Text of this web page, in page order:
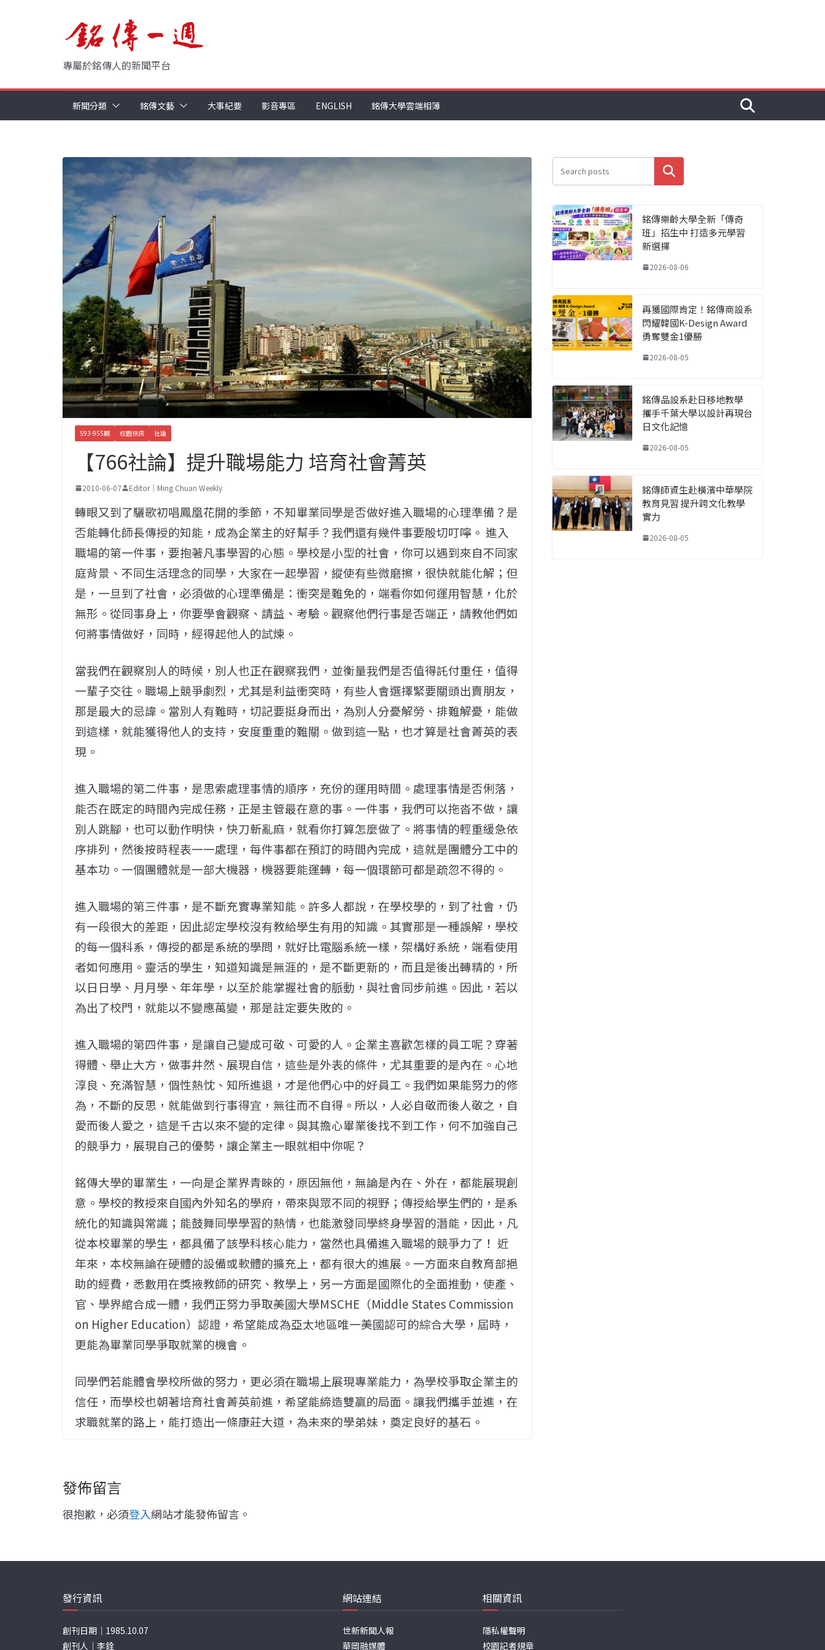
專屬於銘傳人的新聞平台
新聞分類 銘傳文藝 大事紀要 影音專區 ENGLISH 銘傳大學雲端相簿
593-955期 校園快訊 社論
【766社論】提升職場能力 培育社會菁英
2010-06-07 Editor｜Ming Chuan Weekly
轉眼又到了驪歌初唱鳳凰花開的季節，不知畢業同學是否做好進入職場的心理準備？是
否能轉化師長傳授的知能，成為企業主的好幫手？我們還有幾件事要殷切叮嚀。 進入
職場的第一件事，要抱著凡事學習的心態。學校是小型的社會，你可以遇到來自不同家
庭背景、不同生活理念的同學，大家在一起學習，縱使有些微磨擦，很快就能化解；但
是，一旦到了社會，必須做的心理準備是：衝突是難免的，端看你如何運用智慧，化於
無形。從同事身上，你要學會觀察、請益、考驗。觀察他們行事是否端正，請教他們如
何將事情做好，同時，經得起他人的試煉。
當我們在觀察別人的時候，別人也正在觀察我們，並衡量我們是否值得託付重任，值得
一輩子交往。職場上競爭劇烈，尤其是利益衝突時，有些人會選擇緊要關頭出賣朋友，
那是最大的忌諱。當別人有難時，切記要挺身而出，為別人分憂解勞、排難解憂，能做
到這樣，就能獲得他人的支持，安度重重的難關。做到這一點，也才算是社會菁英的表
現。
進入職場的第二件事，是思索處理事情的順序，充份的運用時間。處理事情是否俐落，
能否在既定的時間內完成任務，正是主管最在意的事。一件事，我們可以拖沓不做，讓
別人跳腳，也可以動作明快，快刀斬亂麻，就看你打算怎麼做了。將事情的輕重緩急依
序排列，然後按時程表一一處理，每件事都在預訂的時間內完成，這就是團體分工中的
基本功。一個團體就是一部大機器，機器要能運轉，每一個環節可都是疏忽不得的。
進入職場的第三件事，是不斷充實專業知能。許多人都說，在學校學的，到了社會，仍
有一段很大的差距，因此認定學校沒有教給學生有用的知識。其實那是一種誤解，學校
的每一個科系，傳授的都是系統的學問，就好比電腦系統一樣，架構好系統，端看使用
者如何應用。靈活的學生，知道知識是無涯的，是不斷更新的，而且是後出轉精的，所
以日日學、月月學、年年學，以至於能掌握社會的脈動，與社會同步前進。因此，若以
為出了校門，就能以不變應萬變，那是註定要失敗的。
進入職場的第四件事，是讓自己變成可敬、可愛的人。企業主喜歡怎樣的員工呢？穿著
得體、舉止大方，做事井然、展現自信，這些是外表的條件，尤其重要的是內在。心地
淳良、充滿智慧，個性熱忱、知所進退，才是他們心中的好員工。我們如果能努力的修
為，不斷的反思，就能做到行事得宜，無往而不自得。所以，人必自敬而後人敬之，自
愛而後人愛之，這是千古以來不變的定律。與其擔心畢業後找不到工作，何不加強自己
的競爭力，展現自己的優勢，讓企業主一眼就相中你呢？
銘傳大學的畢業生，一向是企業界青睞的，原因無他，無論是內在、外在，都能展現創
意。學校的教授來自國內外知名的學府，帶來與眾不同的視野；傳授給學生們的，是系
統化的知識與常識；能鼓舞同學學習的熱情，也能激發同學終身學習的潛能，因此，凡
從本校畢業的學生，都具備了該學科核心能力，當然也具備進入職場的競爭力了！ 近
年來，本校無論在硬體的設備或軟體的擴充上，都有很大的進展。一方面來自教育部挹
助的經費，悉數用在獎掖教師的研究、教學上，另一方面是國際化的全面推動，使產、
官、學界綰合成一體，我們正努力爭取美國大學MSCHE（Middle States Commission
on Higher Education）認證，希望能成為亞太地區唯一美國認可的綜合大學，屆時，
更能為畢業同學爭取就業的機會。
同學們若能體會學校所做的努力，更必須在職場上展現專業能力，為學校爭取企業主的
信任，而學校也朝著培育社會菁英前進，希望能締造雙贏的局面。讓我們攜手並進，在
求職就業的路上，能打造出一條康莊大道，為未來的學弟妹，奠定良好的基石。
發佈留言
很抱歉，必須登入網站才能發佈留言。
搜尋
銘傳樂齡大學全新「傳奇
班」招生中 打造多元學習
新選擇
2026-08-06
再獲國際肯定！銘傳商設系
閃耀韓國K-Design Award
勇奪雙金1優勝
2026-08-05
銘傳品設系赴日移地教學
攜手千葉大學以設計再現台
日文化記憶
2026-08-05
銘傳師資生赴橫濱中華學院
教育見習 提升跨文化教學
實力
2026-08-05
發行資訊
創刊日期｜1985.10.07
創刊人｜李銓
網站連結
世新新聞人報
華岡融媒體
相關資訊
隱私權聲明
校園記者規章